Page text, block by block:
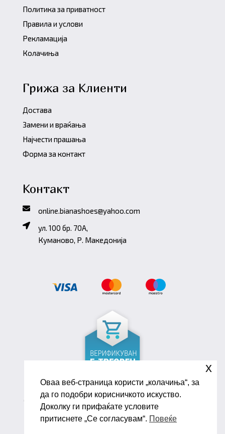
Политика за приватност
Правила и услови
Рекламација
Колачиња
Грижа за Клиенти
Достава
Замени и враќања
Најчести прашања
Форма за контакт
Контакт
online.bianashoes@yahoo.com
ул. 100 бр. 70A,
Куманово, Р. Македонија
Copyright ©2026 Biana Shoes. Developed by
oLive Brandlab
Оваа веб-страница користи „колачиња“, за
да го подобри корисничкото искуство.
Доколку ги прифаќате условите
притиснете „Се согласувам“. Повеќе
x